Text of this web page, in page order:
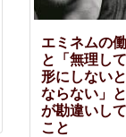
エミネムの
と「無理し
形にしない
ならない」
が勘違いし
こと